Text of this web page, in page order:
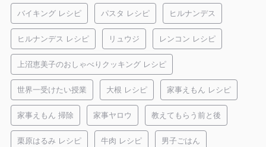
バイキング レシピ パスタ レシピ ヒルナンデス
ヒルナンデス レシピ リュウジ レンコン レシピ
上沼恵美子のおしゃべりクッキング レシピ
世界一受けたい授業 大根 レシピ 家事えもん レシピ
家事えもん 掃除 家事ヤロウ 教えてもらう前と後
栗原はるみ レシピ 牛肉 レシピ 男子ごはん